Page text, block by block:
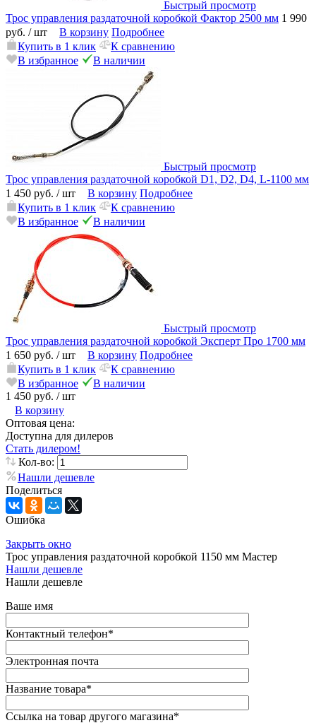
Быстрый просмотр
Трос управления раздаточной коробкой Фактор 2500 мм 1 990
руб. / шт В корзину Подробнее
Купить в 1 клик
К сравнению
В избранное
В наличии
Быстрый просмотр
Трос управления раздаточной коробкой D1, D2, D4, L-1100 мм
1 450 руб. / шт В корзину Подробнее
Купить в 1 клик
К сравнению
В избранное
В наличии
Быстрый просмотр
Трос управления раздаточной коробкой Эксперт Про 1700 мм
1 650 руб. / шт В корзину Подробнее
Купить в 1 клик
К сравнению
В избранное
В наличии
1 450 руб. / шт
В корзину
Оптовая цена:
Доступна для дилеров
Стать дилером!
Кол-во:
Нашли дешевле
Поделиться
Ошибка
Закрыть окно
Трос управления раздаточной коробкой 1150 мм Мастер
Нашли дешевле
Нашли дешевле
Ваше имя
Контактный телефон*
Электронная почта
Название товара*
Ссылка на товар другого магазина*